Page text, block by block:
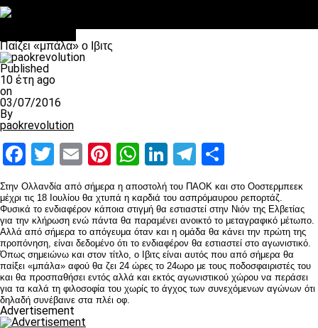
Παίζει «μπάλα» ο Ιβιτς
Published
10 έτη ago
on
03/07/2016
By
paokrevolution
Facebook
Twitter
EmailPinterest
WhatsApp
LinkedIn
Telegram
Στην Ολλανδία από σήμερα η αποστολή του ΠΑΟΚ και στο Οοστερμπεεκ
μέχρι τις 18 Ιουλίου θα χτυπά η καρδιά του ασπρόμαυρου ρεπορτάζ.
Φυσικά το ενδιαφέρον κάποια στιγμή θα εστιαστεί στην Νιόν της Ελβετίας
για την κλήρωση ενώ πάντα θα παραμένει ανοικτό το μεταγραφικό μέτωπο.
Αλλά από σήμερα το απόγευμα όταν και η ομάδα θα κάνει την πρώτη της
προπόνηση, είναι δεδομένο ότι το ενδιαφέρον θα εστιαστεί στο αγωνιστικό.
Όπως σημειώνω και στον τίτλο, ο Ιβιτς είναι αυτός που από σήμερα θα
παίξει «μπάλα» αφού θα ζει 24 ώρες το 24ωρο με τους ποδοσφαιριστές του
και θα προσπαθήσει εντός αλλά και εκτός αγωνιστικού χώρου να περάσει
για τα καλά τη φιλοσοφία του χωρίς το άγχος των συνεχόμενων αγώνων ότι
δηλαδή συνέβαινε στα πλέι οφ.
Advertisement